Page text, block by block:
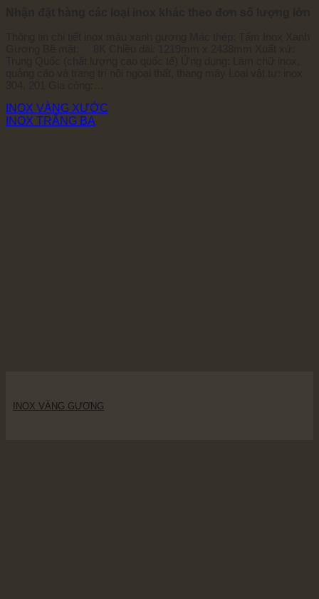
INOX VÀNG XƯỚC
INOX TRẮNG BA
INOX VÀNG GƯƠNG